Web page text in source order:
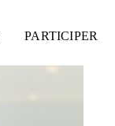
PARTICIPER